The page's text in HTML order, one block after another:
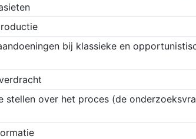
bij klassieke en
over het proces (de